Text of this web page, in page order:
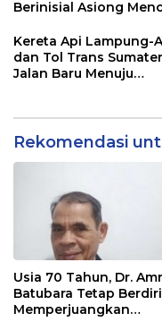
Berinisial Asiong
Didesak Bertindak
Kereta Api Lampung-
dan Tol Trans
Jalan Baru Menuju
Rekomendasi
Usia 70 Tahun, Dr.
Batubara Tetap Berdiri
Memperjuangkan